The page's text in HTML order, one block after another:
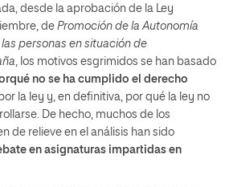
desde la aprobación de la Ley
de Promoción de la Autonomía
personas en situación de
, los motivos esgrimidos se han basado
no se ha cumplido el derecho
la ley y, en definitiva, por qué la ley no
De hecho, muchos de los
de relieve en el análisis han sido
en asignaturas impartidas en